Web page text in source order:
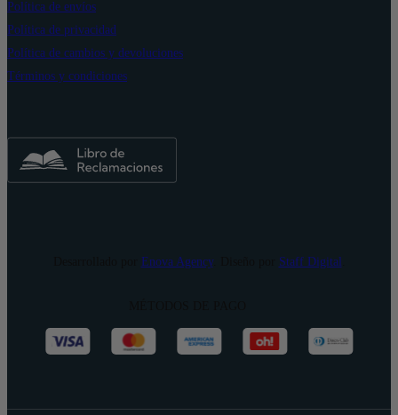
Política de envíos
Política de privacidad
Política de cambios y devoluciones
Términos y condiciones
Enova Agency. Diseño por Staff Digital